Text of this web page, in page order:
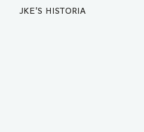
JKE'S HISTORIA